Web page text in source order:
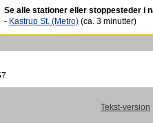
Se alle stationer eller stoppesteder i
- Kastrup St. (Metro) (ca. 3 minutter)
Tekst-version